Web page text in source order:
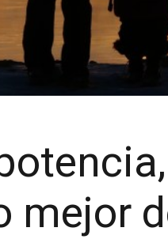
mejor